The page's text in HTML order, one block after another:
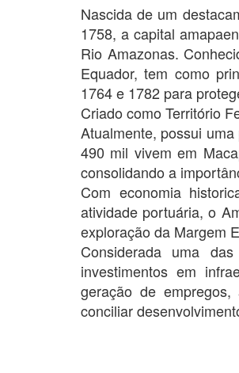
Nascida de um
1758, a capital
Rio Amazonas.
Equador, tem como
1764 e 1782 para
Criado como Território
Atualmente, possui
490 mil vivem em
consolidando a
Com economia
atividade portuária, o
exploração da Margem
Considerada uma
investimentos em
geração de
conciliar